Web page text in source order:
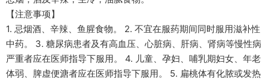
【注意事项】
1. 忌烟酒、辛辣、鱼腥食物。 2. 不宜在服药期间同时服用滋补性
中药。 3. 糖尿病患者及有高血压、心脏病、肝病、肾病等慢性病
严重者应在医师指导下服用。 4. 儿童、孕妇、哺乳期妇女、年老
体弱、脾虚便溏者应在医师指导下服用。 5. 扁桃体有化脓或发热